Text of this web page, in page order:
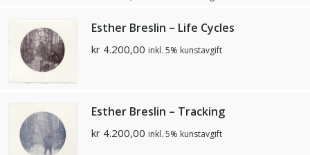
Esther Breslin – Life Cycles
kr 4.200,00 inkl. 5% kunstavgift
Esther Breslin – Tracking
kr 4.200,00 inkl. 5% kunstavgift